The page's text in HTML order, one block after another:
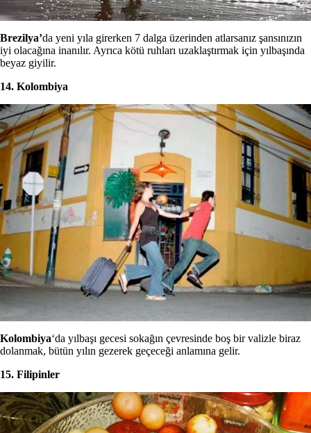
Brezilya’da yeni yıla girerken 7 dalga üzerinden atlarsanız şansınızın
iyi olacağına inanılır. Ayrıca kötü ruhları uzaklaştırmak için yılbaşında
beyaz giyilir.
14. Kolombiya
Kolombiya‘da yılbaşı gecesi sokağın çevresinde boş bir valizle biraz
dolanmak, bütün yılın gezerek geçeceği anlamına gelir.
15. Filipinler